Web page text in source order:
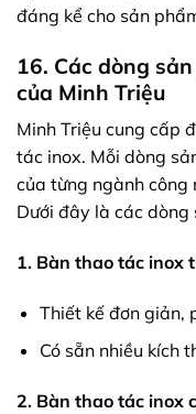
đáng kể cho sản
16. Các dòng
của Minh Triệu
Minh Triệu cung cấp
tác inox. Mỗi dòng
của từng ngành công
Dưới đây là các dòng
1. Bàn thao tác inox
Thiết kế đơn giản,
Có sẵn nhiều kích
2. Bàn thao tác inox